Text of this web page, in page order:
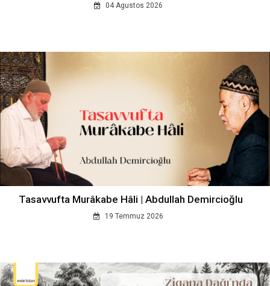
04 Agustos 2026
Tasavvufta Murâkabe Hâli | Abdullah Demircioğlu
19 Temmuz 2026